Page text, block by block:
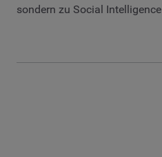
sondern zu Social